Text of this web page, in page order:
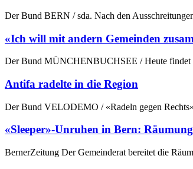
Der Bund BERN / sda. Nach den
«Ich will mit andern Gemeinden
Der Bund MÜNCHENBUCHSEE / Heute findet
Antifa radelte in die Region
Der Bund VELODEMO / «Radeln gegen
«Sleeper»-Unruhen in Bern:
BernerZeitung Der Gemeinderat bereitet die